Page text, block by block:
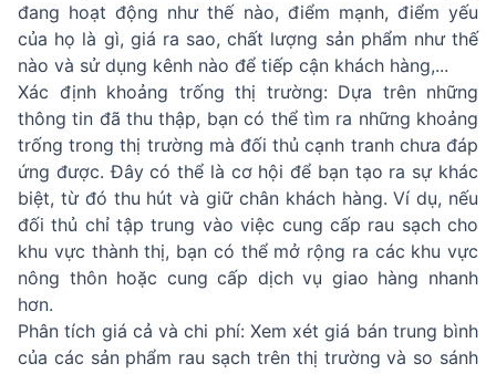
đang hoạt động như thế nào, điểm mạnh, điểm yếu
của họ là gì, giá ra sao, chất lượng sản phẩm như thế
nào và sử dụng kênh nào để tiếp cận khách hàng,...
Xác định khoảng trống thị trường: Dựa trên những
thông tin đã thu thập, bạn có thể tìm ra những khoảng
trống trong thị trường mà đối thủ cạnh tranh chưa đáp
ứng được. Đây có thể là cơ hội để bạn tạo ra sự khác
biệt, từ đó thu hút và giữ chân khách hàng. Ví dụ, nếu
đối thủ chỉ tập trung vào việc cung cấp rau sạch cho
khu vực thành thị, bạn có thể mở rộng ra các khu vực
nông thôn hoặc cung cấp dịch vụ giao hàng nhanh
hơn.
Phân tích giá cả và chi phí: Xem xét giá bán trung bình
của các sản phẩm rau sạch trên thị trường và so sánh